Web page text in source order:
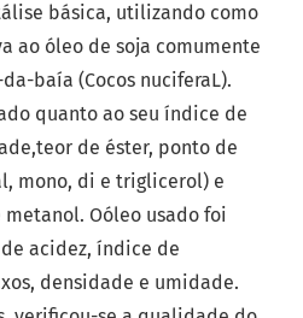
básica, utilizando como
ao óleo de soja comumente
baía (Cocos nuciferaL).
quanto ao seu índice de
de éster, ponto de
mono, di e triglicerol) e
Oóleo usado foi
acidez, índice de
densidade e umidade.